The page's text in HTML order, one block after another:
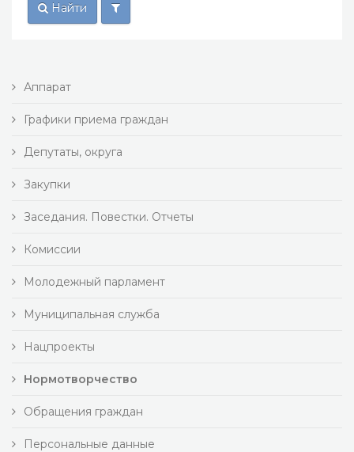
Найти
Аппарат
Графики приема граждан
Депутаты, округа
Закупки
Заседания. Повестки. Отчеты
Комиссии
Молодежный парламент
Муниципальная служба
Нацпроекты
Нормотворчество
Обращения граждан
Персональные данные